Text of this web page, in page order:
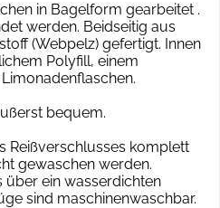
in Bagelform gearbeitet .
werden. Beidseitig aus
(Webpelz) gefertigt. Innen
Polyfill, einem
bequem.
Reißverschlusses komplett
gewaschen werden.
über ein wasserdichten
sind maschinenwaschbar.